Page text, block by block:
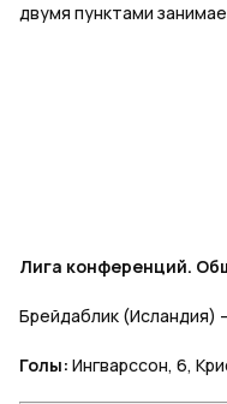
двумя пунктами
Лига конференций.
Брейдаблик (Исландия)
Голы: Ингварссон, 6,